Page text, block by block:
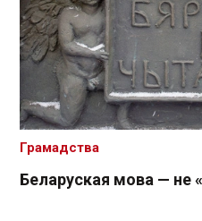
Беларуская мова — не
Грамадства